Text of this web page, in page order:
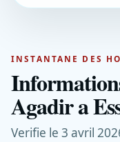
INSTANTANE DES
Agadir a
Verifie le 3 avril